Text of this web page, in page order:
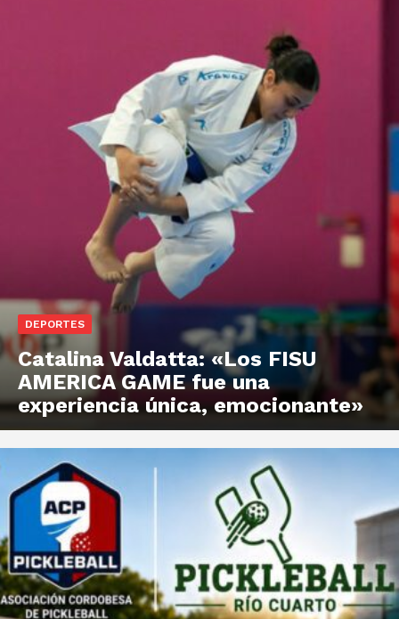
DEPORTES
Catalina Valdatta: «Los FISU
AMERICA GAME fue una
experiencia única, emocionante»